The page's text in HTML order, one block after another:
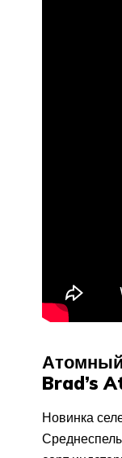
Brad’s
Новинка